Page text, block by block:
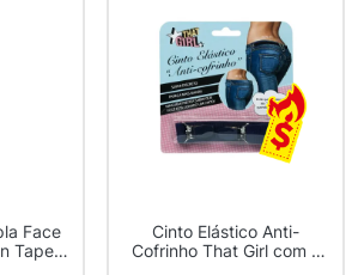
Face
Tape
Cinto Elástico Anti-
Cofrinho That Girl com 1